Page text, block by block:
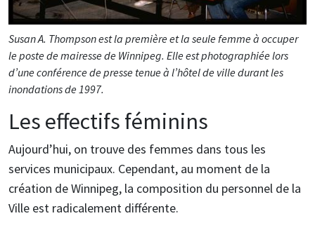
Susan A. Thompson est la première et la seule femme à occuper
le poste de mairesse de Winnipeg. Elle est photographiée lors
d’une conférence de presse tenue à l’hôtel de ville durant les
inondations de 1997.
Les effectifs féminins
Aujourd’hui, on trouve des femmes dans tous les
services municipaux. Cependant, au moment de la
création de Winnipeg, la composition du personnel de la
Ville est radicalement différente.